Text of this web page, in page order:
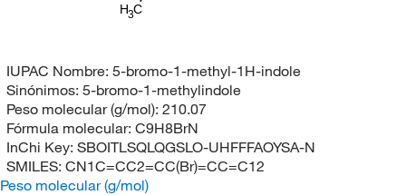
H3C
IUPAC Nombre: 5-bromo-1-methyl-1H-indole
Sinónimos: 5-bromo-1-methylindole
Peso molecular (g/mol): 210.07
Fórmula molecular: C9H8BrN
InChi Key: SBOITLSQLQGSLO-UHFFFAOYSA-N
SMILES: CN1C=CC2=CC(Br)=CC=C12
Peso molecular (g/mol)